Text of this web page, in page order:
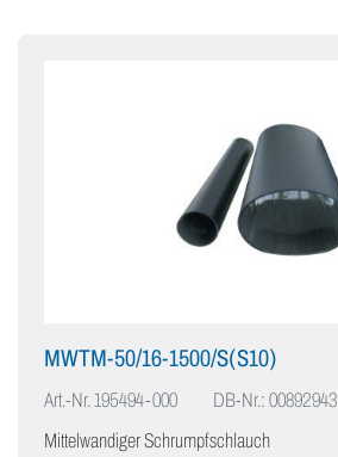
MWTM-50/16-1500/S(S10)
Art.-Nr.195494-000
DB-Nr.: 00892943
Mittelwandiger Schrumpfschlauch